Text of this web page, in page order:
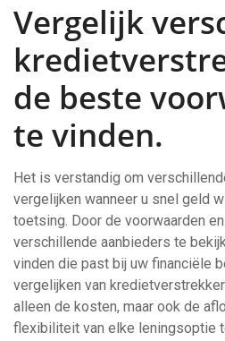
Vergelijk
de beste
te vinden.
Het is verstandig om
vergelijken wanneer u snel geld
toetsing. Door de voorwaarden
verschillende aanbieders te
vinden die past bij uw financiële
vergelijken van
alleen de kosten, maar ook de
flexibiliteit van elke leningsoptie